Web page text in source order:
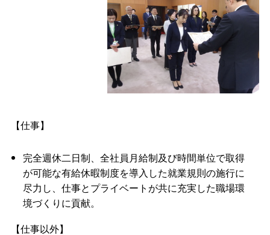
【仕事】
完全週休二日制、全社員月給制及び時間単位で取得
が可能な有給休暇制度を導入した就業規則の施行に
尽力し、仕事とプライベートが共に充実した職場環
境づくりに貢献。
【仕事以外】